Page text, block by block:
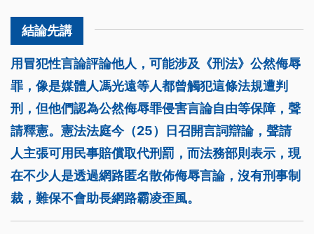
用冒犯性言論評論他人，可能涉及《刑法》公然侮辱
罪，像是媒體人馮光遠等人都曾觸犯這條法規遭判
刑，但他們認為公然侮辱罪侵害言論自由等保障，聲
請釋憲。憲法法庭今（25）日召開言詞辯論，聲請
人主張可用民事賠償取代刑罰，而法務部則表示，現
在不少人是透過網路匿名散佈侮辱言論，沒有刑事制
裁，難保不會助長網路霸凌歪風。